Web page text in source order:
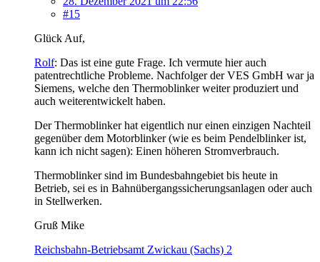
#15
Glück Auf,
Rolf: Das ist eine gute Frage. Ich vermute hier auch
patentrechtliche Probleme. Nachfolger der VES GmbH war ja
Siemens, welche den Thermoblinker weiter produziert und
auch weiterentwickelt haben.
Der Thermoblinker hat eigentlich nur einen einzigen Nachteil
gegenüber dem Motorblinker (wie es beim Pendelblinker ist,
kann ich nicht sagen): Einen höheren Stromverbrauch.
Thermoblinker sind im Bundesbahngebiet bis heute in
Betrieb, sei es in Bahnübergangssicherungsanlagen oder auch
in Stellwerken.
Gruß Mike
Reichsbahn-Betriebsamt Zwickau (Sachs) 2